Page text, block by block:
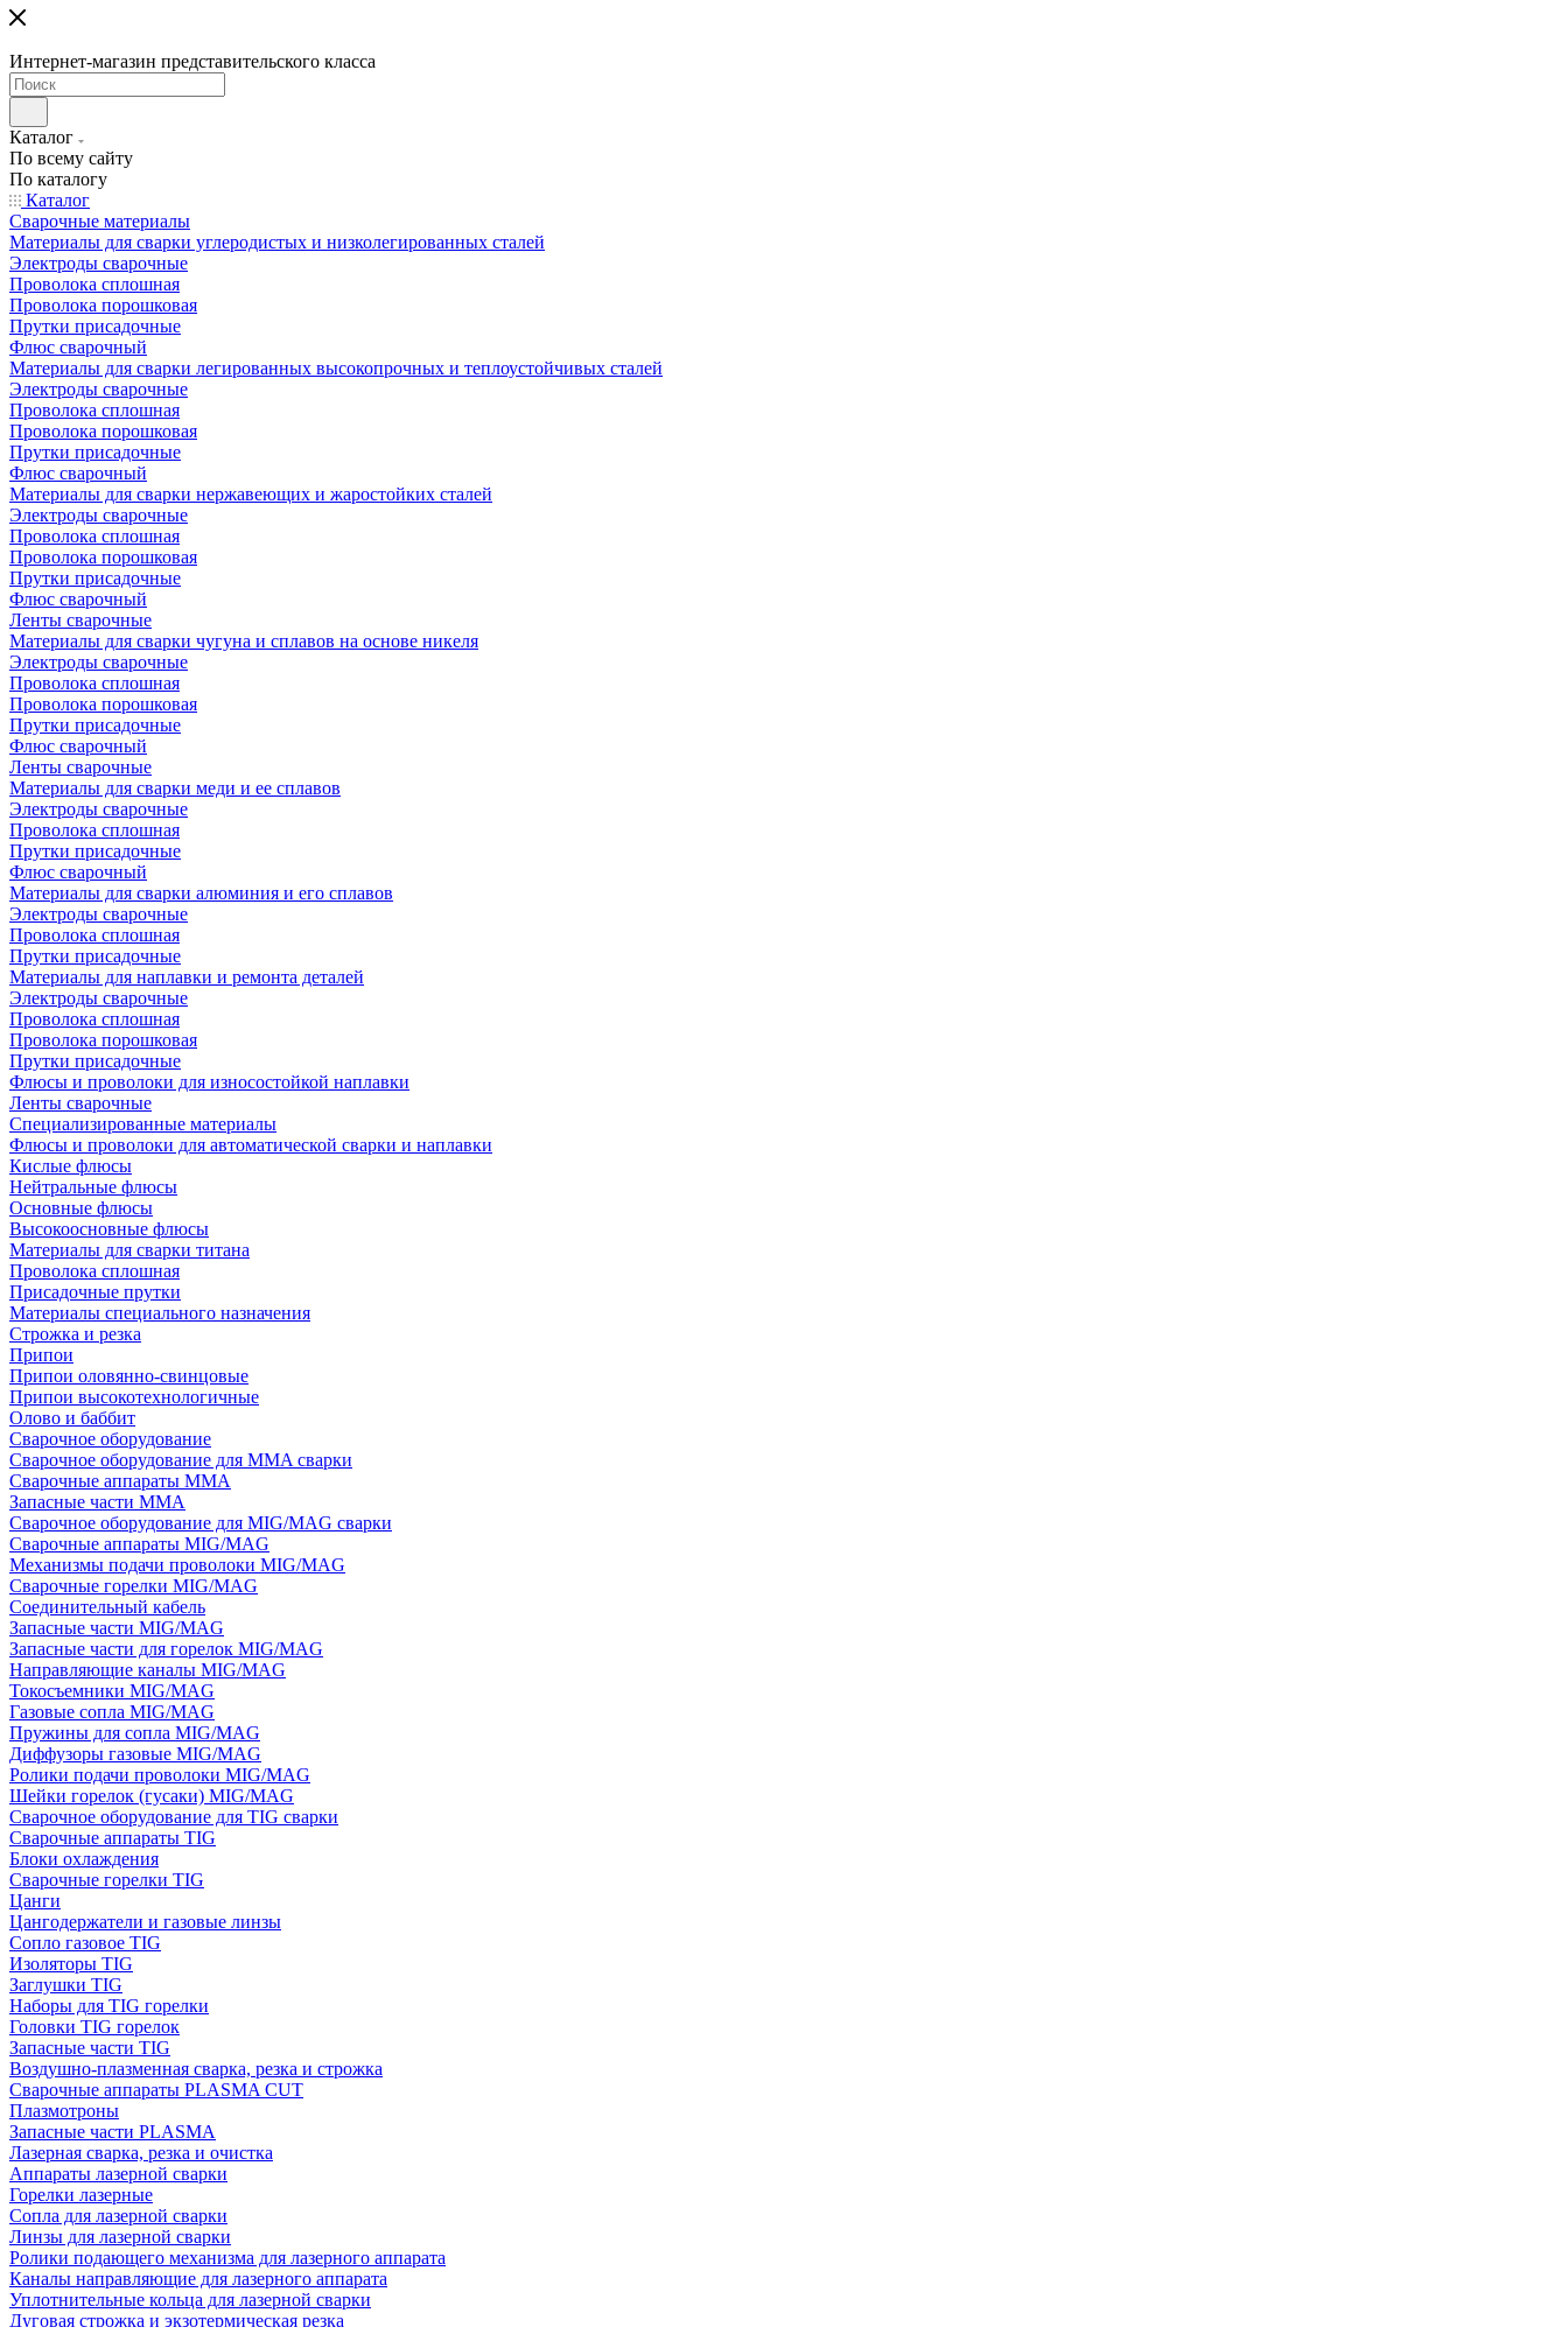
Интернет-магазин представительского класса
Каталог
По всему сайту
По каталогу
Каталог
Сварочные материалы
Материалы для сварки углеродистых и низколегированных сталей
Электроды сварочные
Проволока сплошная
Проволока порошковая
Прутки присадочные
Флюс сварочный
Материалы для сварки легированных высокопрочных и теплоустойчивых сталей
Электроды сварочные
Проволока сплошная
Проволока порошковая
Прутки присадочные
Флюс сварочный
Материалы для сварки нержавеющих и жаростойких сталей
Электроды сварочные
Проволока сплошная
Проволока порошковая
Прутки присадочные
Флюс сварочный
Ленты сварочные
Материалы для сварки чугуна и сплавов на основе никеля
Электроды сварочные
Проволока сплошная
Проволока порошковая
Прутки присадочные
Флюс сварочный
Ленты сварочные
Материалы для сварки меди и ее сплавов
Электроды сварочные
Проволока сплошная
Прутки присадочные
Флюс сварочный
Материалы для сварки алюминия и его сплавов
Электроды сварочные
Проволока сплошная
Прутки присадочные
Материалы для наплавки и ремонта деталей
Электроды сварочные
Проволока сплошная
Проволока порошковая
Прутки присадочные
Флюсы и проволоки для износостойкой наплавки
Ленты сварочные
Специализированные материалы
Флюсы и проволоки для автоматической сварки и наплавки
Кислые флюсы
Нейтральные флюсы
Основные флюсы
Высокоосновные флюсы
Материалы для сварки титана
Проволока сплошная
Присадочные прутки
Материалы специального назначения
Строжка и резка
Припои
Припои оловянно-свинцовые
Припои высокотехнологичные
Олово и баббит
Сварочное оборудование
Сварочное оборудование для MMA сварки
Сварочные аппараты MMA
Запасные части MMA
Сварочное оборудование для MIG/MAG сварки
Сварочные аппараты MIG/MAG
Механизмы подачи проволоки MIG/MAG
Сварочные горелки MIG/MAG
Соединительный кабель
Запасные части MIG/MAG
Запасные части для горелок MIG/MAG
Направляющие каналы MIG/MAG
Токосъемники MIG/MAG
Газовые сопла MIG/MAG
Пружины для сопла MIG/MAG
Диффузоры газовые MIG/MAG
Ролики подачи проволоки MIG/MAG
Шейки горелок (гусаки) MIG/MAG
Сварочное оборудование для TIG сварки
Сварочные аппараты TIG
Блоки охлаждения
Сварочные горелки TIG
Цанги
Цангодержатели и газовые линзы
Сопло газовое TIG
Изоляторы TIG
Заглушки TIG
Наборы для TIG горелки
Головки TIG горелок
Запасные части TIG
Воздушно-плазменная сварка, резка и строжка
Сварочные аппараты PLASMA CUT
Плазмотроны
Запасные части PLASMA
Лазерная сварка, резка и очистка
Аппараты лазерной сварки
Горелки лазерные
Сопла для лазерной сварки
Линзы для лазерной сварки
Ролики подающего механизма для лазерного аппарата
Каналы направляющие для лазерного аппарата
Уплотнительные кольца для лазерной сварки
Дуговая строжка и экзотермическая резка